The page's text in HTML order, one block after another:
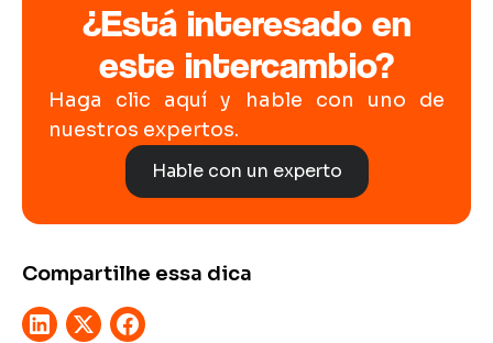
¿Está interesado en
este intercambio?
Haga clic aquí y hable con uno de
nuestros expertos.
Hable con un experto
Compartilhe essa dica